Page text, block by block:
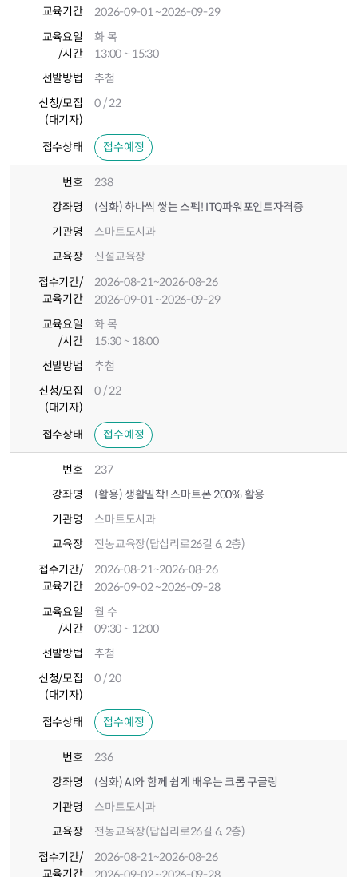
교육기간
2026-09-01~2026-09-29
교육요일
/시간
화 목
13:00 ~ 15:30
선발방법
추첨
신청/모집
(대기자)
0 / 22
접수상태 접수예정
번호
238
강좌명
(심화) 하나씩 쌓는 스펙! ITQ파워포인트자격증
기관명
스마트도시과
교육장
신설교육장
접수기간/
교육기간
2026-08-21~2026-08-26
2026-09-01~2026-09-29
교육요일
/시간
화 목
15:30 ~ 18:00
선발방법
추첨
신청/모집
(대기자)
0 / 22
접수상태 접수예정
번호
237
강좌명
(활용) 생활밀착! 스마트폰 200% 활용
기관명
스마트도시과
교육장
전농교육장(답십리로26길 6, 2층)
접수기간/
교육기간
2026-08-21~2026-08-26
2026-09-02~2026-09-28
교육요일
/시간
월 수
09:30 ~ 12:00
선발방법
추첨
신청/모집
(대기자)
0 / 20
접수상태 접수예정
번호
236
강좌명
(심화) AI와 함께 쉽게 배우는 크롬 구글링
기관명
스마트도시과
교육장
전농교육장(답십리로26길 6, 2층)
접수기간/
교육기간
2026-08-21~2026-08-26